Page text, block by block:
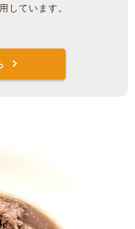
しています。